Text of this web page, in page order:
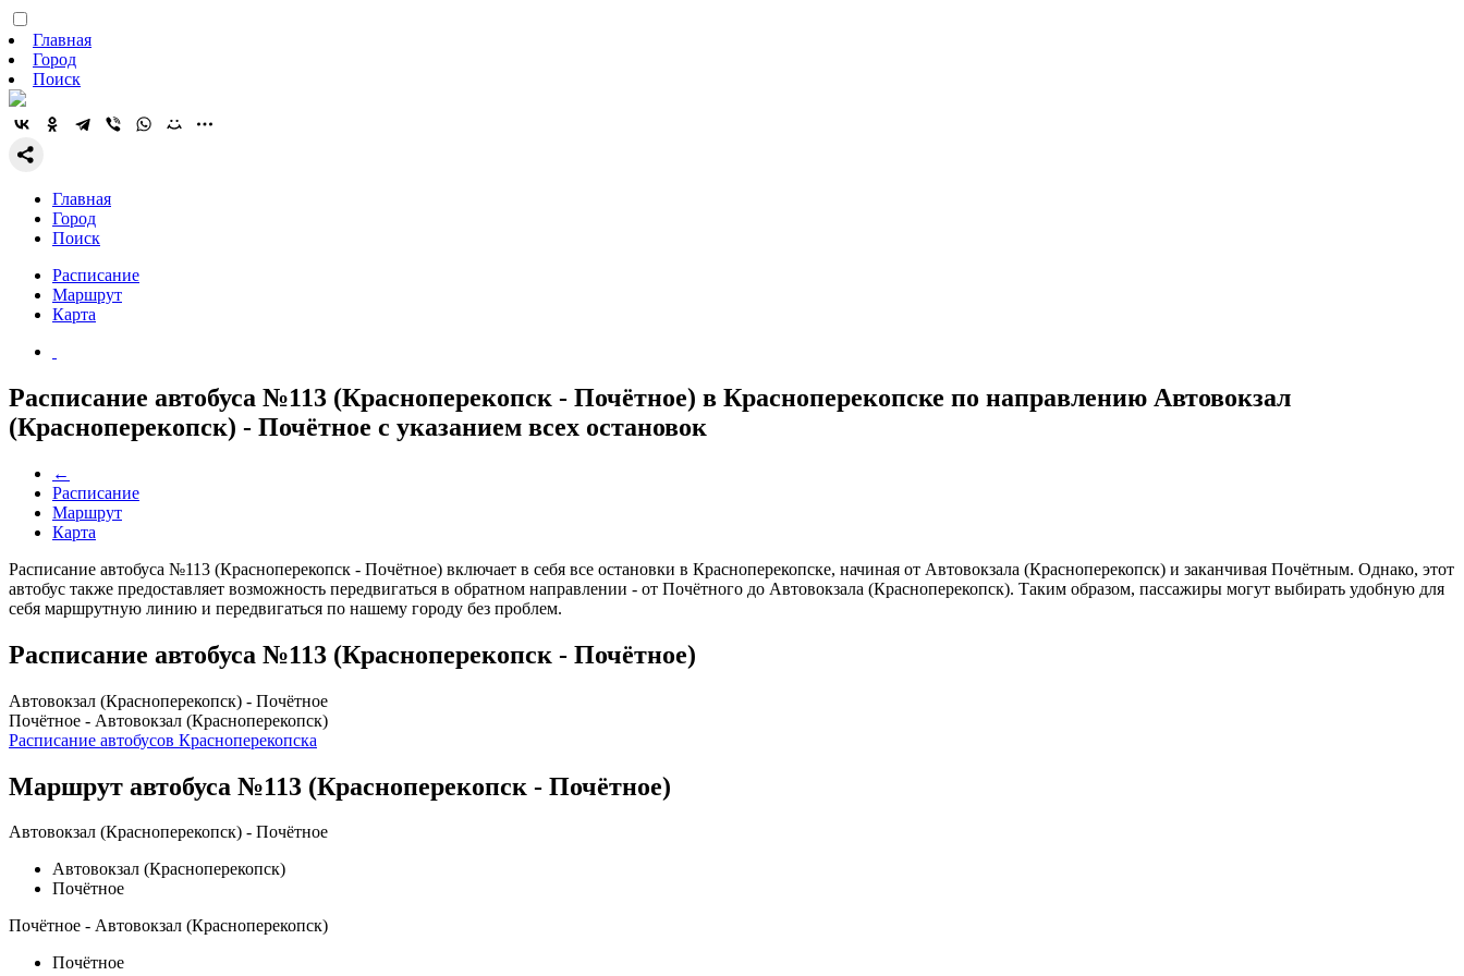
Главная
Город
Поиск
Главная
Город
Поиск
Расписание
Маршрут
Карта
Расписание автобуса №113 (Красноперекопск - Почётное) в Красноперекопске по направлению Автовокзал
(Красноперекопск) - Почётное с указанием всех остановок
←
Расписание
Маршрут
Карта
Расписание автобуса №113 (Красноперекопск - Почётное) включает в себя все остановки в Красноперекопске, начиная от Автовокзала (Красноперекопск) и заканчивая Почётным. Однако, этот
автобус также предоставляет возможность передвигаться в обратном направлении - от Почётного до Автовокзала (Красноперекопск). Таким образом, пассажиры могут выбирать удобную для
себя маршрутную линию и передвигаться по нашему городу без проблем.
Расписание автобуса №113 (Красноперекопск - Почётное)
Автовокзал (Красноперекопск) - Почётное
Почётное - Автовокзал (Красноперекопск)
Расписание автобусов Красноперекопска
Маршрут автобуса №113 (Красноперекопск - Почётное)
Автовокзал (Красноперекопск) - Почётное
Автовокзал (Красноперекопск)
Почётное
Почётное - Автовокзал (Красноперекопск)
Почётное